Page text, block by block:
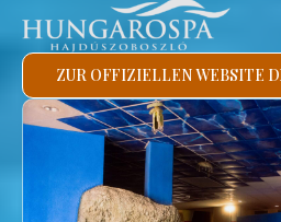
ZUR OFFIZIELLEN WEBSITE